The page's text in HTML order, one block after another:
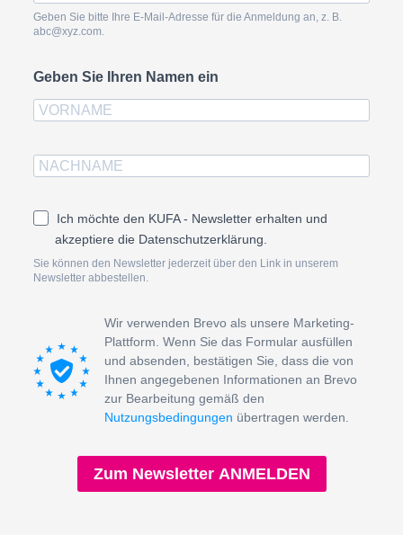
Geben Sie bitte Ihre E-Mail-Adresse für die Anmeldung an, z. B.
abc@xyz.com.
Geben Sie Ihren Namen ein
Ich möchte den KUFA - Newsletter erhalten und
akzeptiere die Datenschutzerklärung.
Sie können den Newsletter jederzeit über den Link in unserem
Newsletter abbestellen.
Wir verwenden Brevo als unsere Marketing-
Plattform. Wenn Sie das Formular ausfüllen
und absenden, bestätigen Sie, dass die von
Ihnen angegebenen Informationen an Brevo
zur Bearbeitung gemäß den
Nutzungsbedingungen übertragen werden.
Zum Newsletter ANMELDEN